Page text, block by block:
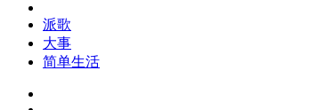
派歌
大事
简单生活